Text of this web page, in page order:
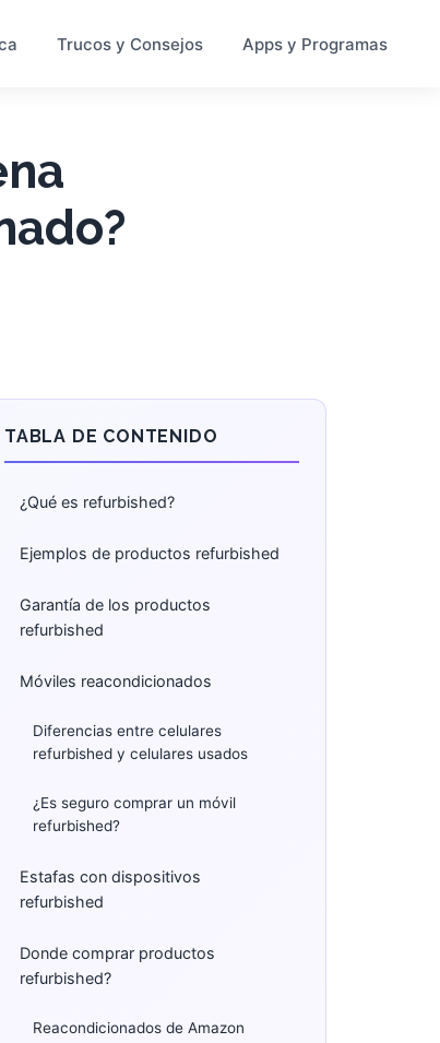
Trucos y Consejos Apps y Programas
TABLA DE CONTENIDO
¿Qué es refurbished?
Ejemplos de productos refurbished
Garantía de los productos
refurbished
Móviles reacondicionados
Diferencias entre celulares
refurbished y celulares usados
¿Es seguro comprar un móvil
refurbished?
Estafas con dispositivos
refurbished
Donde comprar productos
refurbished?
Reacondicionados de Amazon